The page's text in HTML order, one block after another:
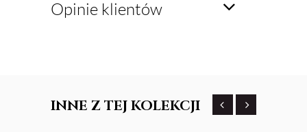
Opinie klientów
INNE Z TEJ KOLEKCJI